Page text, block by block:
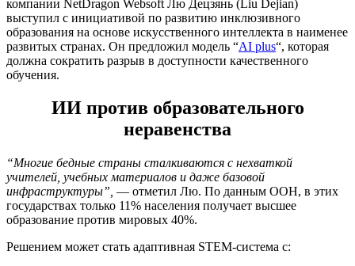
компании NetDragon Websoft Лю Децзянь (Liu Dejian)
выступил с инициативой по развитию инклюзивного
образования на основе искусственного интеллекта в наименее
развитых странах. Он предложил модель “AI plus“, которая
должна сократить разрыв в доступности качественного
обучения.
ИИ против образовательного
неравенства
“Многие бедные страны сталкиваются с нехваткой
учителей, учебных материалов и даже базовой
инфраструктуры”, — отметил Лю. По данным ООН, в этих
государствах только 11% населения получает высшее
образование против мировых 40%.
Решением может стать адаптивная STEM-система с: